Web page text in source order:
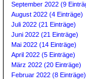
September 2022 (9
August 2022 (4 Einträge)
Juli 2022 (21 Einträge)
Juni 2022 (21 Einträge)
Mai 2022 (14 Einträge)
April 2022 (5 Einträge)
März 2022 (20 Einträge)
Februar 2022 (8 Einträge)